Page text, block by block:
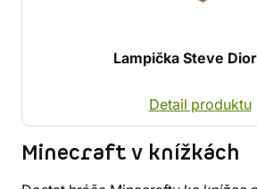
Lampička Steve
Detail produktu
Minecraft v knížkách